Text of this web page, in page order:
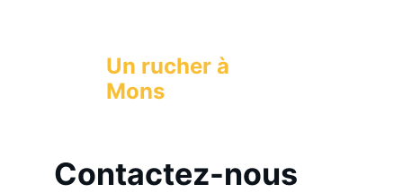
Un rucher à
Mons
Contactez-nous